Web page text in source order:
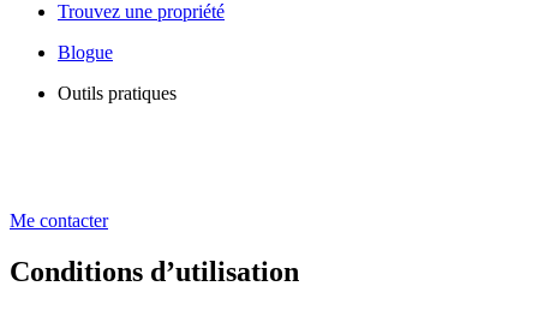
Trouvez une propriété
Blogue
Outils pratiques
Me contacter
Conditions d’utilisation